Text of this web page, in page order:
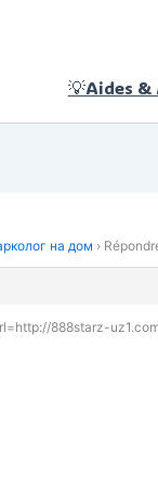
💡Aides &
на дом ›
888starz-